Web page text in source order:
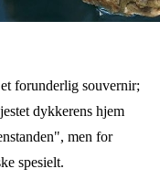
forunderlig souvernir;
dykkerens hjem
men for
spesielt.